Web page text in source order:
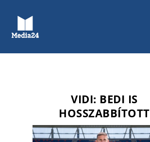
VIDI: BEDI IS
HOSSZABBÍTOTT